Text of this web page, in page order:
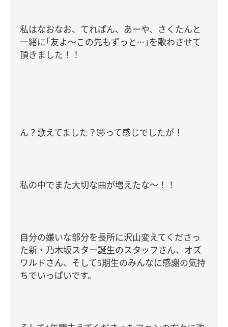
私はなおなお、てれぱん、あーや、さくたんと
一緒に｢友よ～この先もずっと···｣を歌わさせて
頂きました！！
ん？歌えてました？🤣って感じでしたが！
私の中でまた大切な曲が増えたな〜！！
自分の嫌いな部分を長所に沢山変えてくださっ
た新・乃木坂スター誕生のスタッフさん、オズ
ワルドさん、そして5期生のみんなに感謝の気持
ちでいっぱいです。